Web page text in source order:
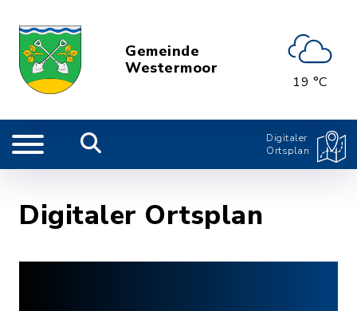
Gemeinde
Westermoor
19 °C
Digitaler
Ortsplan
Digitaler Ortsplan